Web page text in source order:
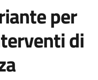
per
di